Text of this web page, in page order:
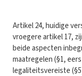
Artikel 24, huidige
vroegere artikel 17,
beide aspecten
maatregelen (§1,
legaliteitsvereiste